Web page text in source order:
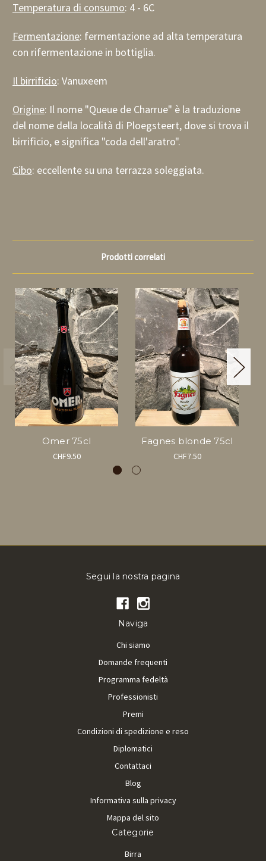
Temperatura di consumo: 4 - 6C
Fermentazione: fermentazione ad alta temperatura
con rifermentazione in bottiglia.
Il birrificio: Vanuxeem
Origine: Il nome "Queue de Charrue" è la traduzione
del nome della località di Ploegsteert, dove si trova il
birrificio, e significa "coda dell'aratro".
Cibo: eccellente su una terrazza soleggiata.
Prodotti correlati
Omer 75cl
CHF9.50
Fagnes blonde 75cl
CHF7.50
Segui la nostra pagina
Naviga
Chi siamo
Domande frequenti
Programma fedeltà
Professionisti
Premi
Condizioni di spedizione e reso
Diplomatici
Contattaci
Blog
Informativa sulla privacy
Mappa del sito
Categorie
Birra